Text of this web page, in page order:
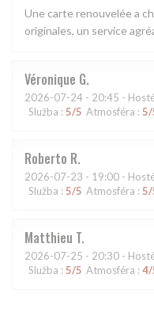
Une carte renouvelée a
originales, un service
Véronique G
2026-07-24 - 20:45 -
Služba : 5/5 Atmosféra : 5/
Roberto R
2026-07-23 - 19:00 -
Služba : 5/5 Atmosféra : 5/
Matthieu T
2026-07-25 - 20:30 -
Služba : 5/5 Atmosféra : 4/